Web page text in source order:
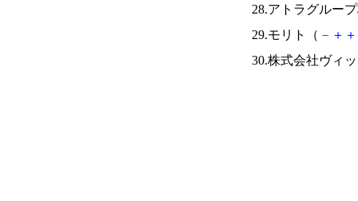
28.アトラグルー
29.モリト（ － ＋ ＋
30.株式会社ヴィ